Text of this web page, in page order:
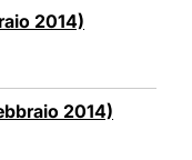
2014)
2014)